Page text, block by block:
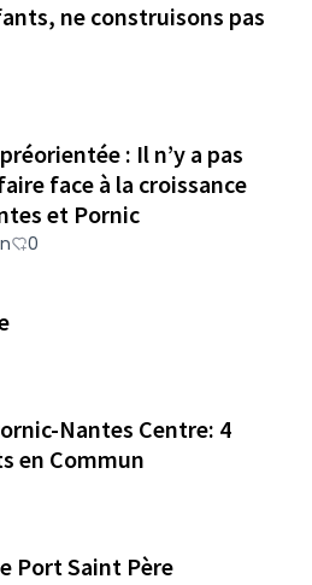
ne construisons pas
: Il n’y a pas
face à la croissance
et Pornic
0
Nantes Centre: 4
en Commun
Port Saint Père